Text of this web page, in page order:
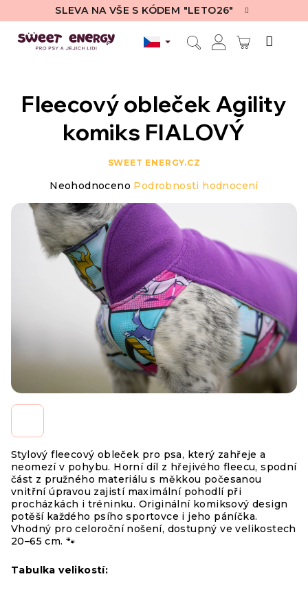
obsah
SLEVA NA VŠE S KÓDEM "LETO26"
Stylový fleecový obleček pro psa, který zahřeje a
neomezí v pohybu. Horní díl z hřejivého fleecu, spodní
část z pružného materiálu s měkkou počesanou
vnitřní úpravou zajistí maximální pohodlí při
procházkách i tréninku. Originální komiksový design
potěší každého psího sportovce i jeho páníčka.
Vhodný pro celoroční nošení, dostupný ve velikostech
20–65 cm. 🐾
Tabulka velikostí:
Fleecový obleček Agility
komiks FIALOVÝ
SWEET ENERGY.CZ
Průměrné
produktu
je
0,0
z
5
hvězdiček.
Neohodnoceno Podrobnosti hodnocení